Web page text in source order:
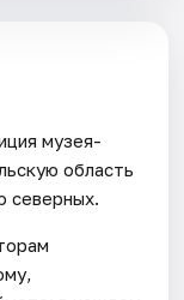
музея-
область
северных.